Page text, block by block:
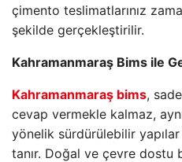
çimento teslimatlarınız
şekilde gerçekleştirilir.
Kahramanmaraş Bims ile
Kahramanmaraş bims,
cevap vermekle kalmaz,
yönelik sürdürülebilir
tanır. Doğal ve çevre dostu